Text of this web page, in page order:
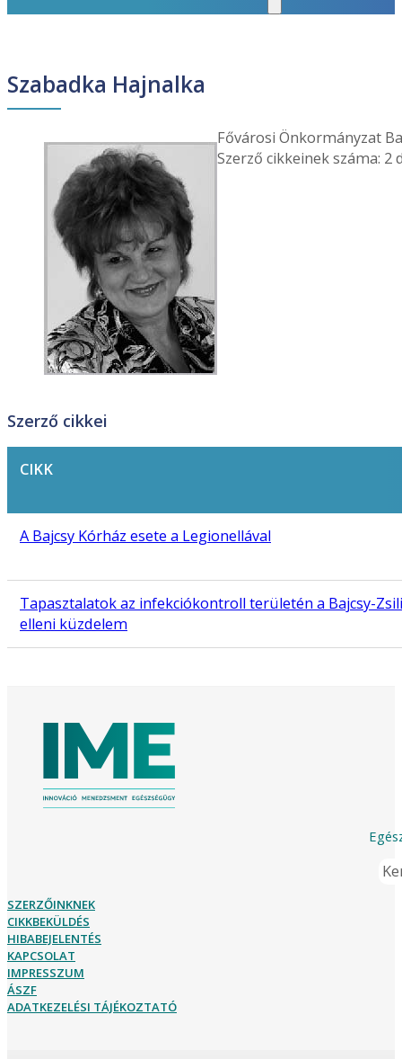
Szabadka Hajnalka
Fővárosi Önkormányzat
Szerző cikkeinek száma: 2
Szerző cikkei
CIKK
A Bajcsy Kórház esete a Legionellával
Tapasztalatok az infekciókontroll területén a Bajcsy-
elleni küzdelem
SZERZŐINKNEK
CIKKBEKÜLDÉS
HIBABEJELENTÉS
KAPCSOLAT
IMPRESSZUM
ÁSZF
ADATKEZELÉSI TÁJÉKOZTATÓ